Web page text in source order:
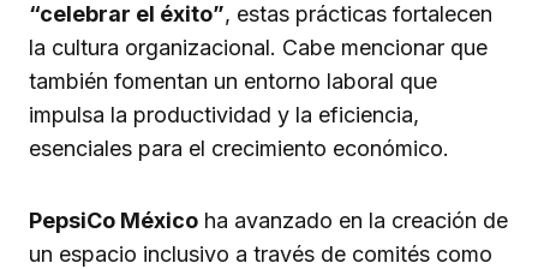
“celebrar el éxito”, estas prácticas fortalecen
la cultura organizacional. Cabe mencionar que
también fomentan un entorno laboral que
impulsa la productividad y la eficiencia,
esenciales para el crecimiento económico.
PepsiCo México ha avanzado en la creación de
un espacio inclusivo a través de comités como